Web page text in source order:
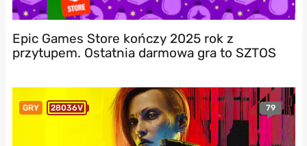
Epic Games Store kończy 2025 rok z
przytupem. Ostatnia darmowa gra to SZTOS
GRY 28036V 79